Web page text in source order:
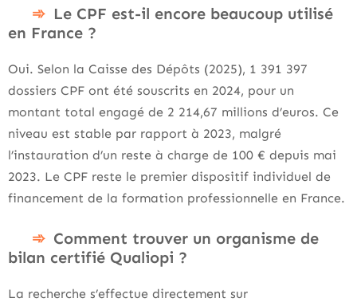
Le CPF est-il encore beaucoup utilisé
en France ?
Oui. Selon la Caisse des Dépôts (2025), 1 391 397
dossiers CPF ont été souscrits en 2024, pour un
montant total engagé de 2 214,67 millions d’euros. Ce
niveau est stable par rapport à 2023, malgré
l’instauration d’un reste à charge de 100 € depuis mai
2023. Le CPF reste le premier dispositif individuel de
financement de la formation professionnelle en France.
Comment trouver un organisme de
bilan certifié Qualiopi ?
La recherche s’effectue directement sur